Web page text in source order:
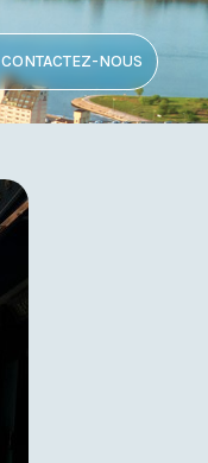
CONTACTEZ-NOUS